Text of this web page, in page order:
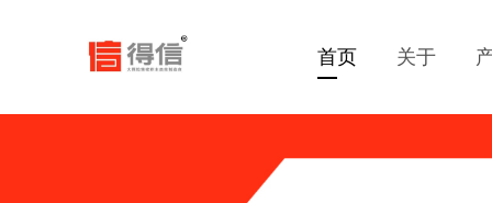
首页 关于